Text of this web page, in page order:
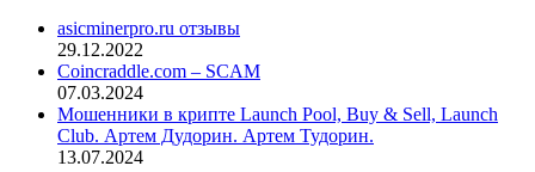
asicminerpro.ru отзывы
29.12.2022
Coincraddle.com – SCAM
07.03.2024
Мошенники в крипте Launch Pool, Buy & Sell, Launch
Club. Артем Дудорин. Артем Тудорин.
13.07.2024